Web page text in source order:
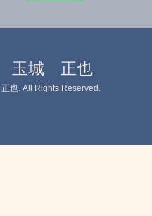
玉城 正也
也. All Rights Reserved.